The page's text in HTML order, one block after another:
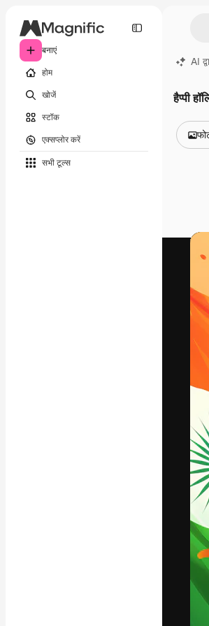
बनाएं
होम
खोजें
स्टॉक
एक्सप्लोर करें
सभी टूल्‍स
AI
हैप्पी
वीडियो
मोशन
आइकन
3D
फ़ॉन्ट